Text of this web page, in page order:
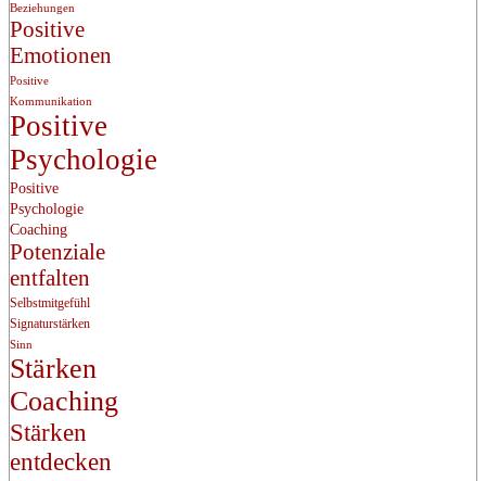
Beziehungen
Positive
Emotionen
Positive
Kommunikation
Positive
Psychologie
Positive
Psychologie
Coaching
Potenziale
entfalten
Selbstmitgefühl
Signaturstärken
Sinn
Stärken
Coaching
Stärken
entdecken